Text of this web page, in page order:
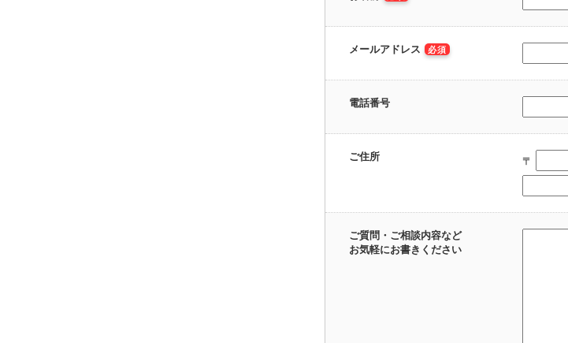
メールアドレス 必須
電話番号
ご住所 〒
ご質問・ご相談内容など
お気軽にお書きください